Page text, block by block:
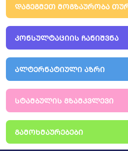
ᲓᲐᲒᲔᲒᲛᲔᲗ ᲛᲝᲒᲖᲐᲣᲠᲝᲑᲐ
ᲙᲝᲜᲡᲣᲚᲢᲐᲪᲘᲘᲡ ᲩᲐᲜᲘᲨᲕᲜᲐ
ᲐᲚᲢᲔᲠᲜᲐᲢᲘᲣᲚᲘ ᲐᲖᲠᲘ
ᲡᲢᲐᲛᲑᲣᲚᲘᲡ ᲒᲖᲐᲛᲙᲕᲚᲔᲕᲘ
ᲒᲐᲛᲝᲮᲛᲐᲣᲠᲔᲑᲔᲑᲘ